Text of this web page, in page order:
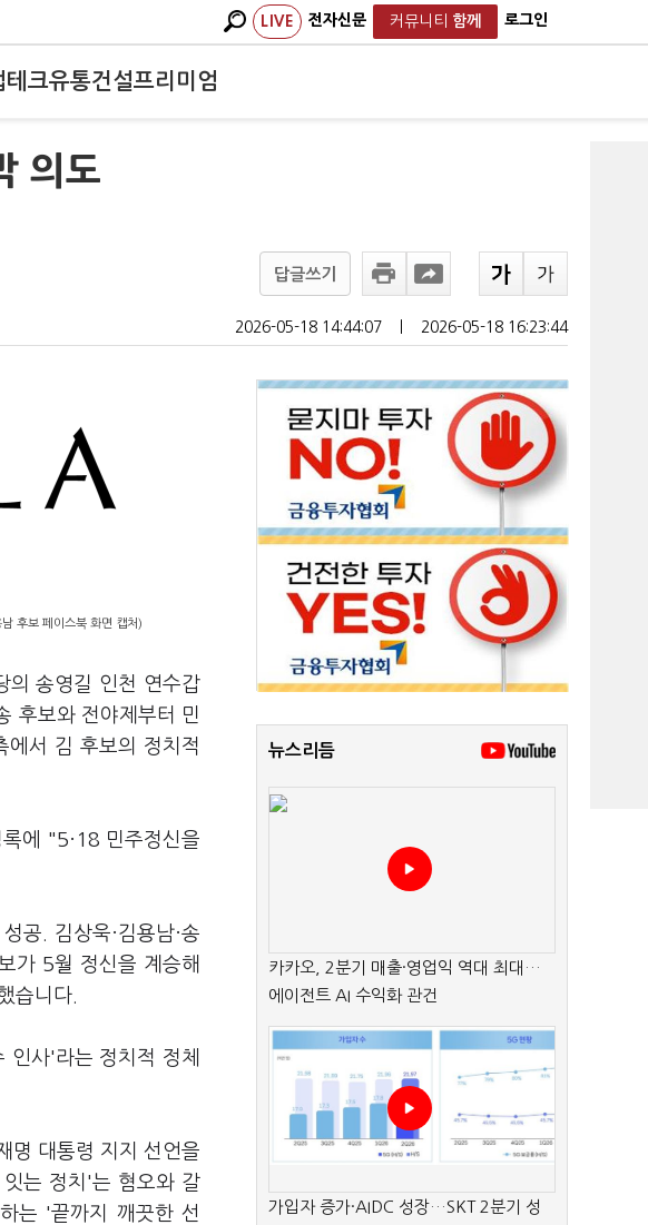
LIVE 전자신문 커뮤니티 함께 로그인
테크유통건설프리미엄
의도
답글쓰기
2026-05-18 14:44:07 2026-05-18 16:23:44
후보 페이스북 화면 캡처)
의 송영길 인천 연수갑
후보와 전야제부터 민
에서 김 후보의 정치적
에 "5·18 민주정신을
공. 김상욱·김용남·송
가 5월 정신을 계승해
습니다.
사'라는 정치적 정체
명 대통령 지지 선언을
는 정치'는 혐오와 갈
는 '끝까지 깨끗한 선
뉴스리듬
카카오, 2분기 매출·영업익 역대 최대…
에이전트 AI 수익화 관건
가입자 증가·AIDC 성장…SKT 2분기 성